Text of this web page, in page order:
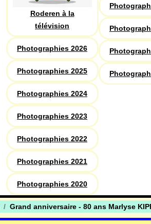
Roderen à la
télévision
Photographies 2026
Photographies 2025
Photographies 2024
Photographies 2023
Photographies 2022
Photographies 2021
Photographies 2020
Grand anniversaire - 80 ans Marlyse